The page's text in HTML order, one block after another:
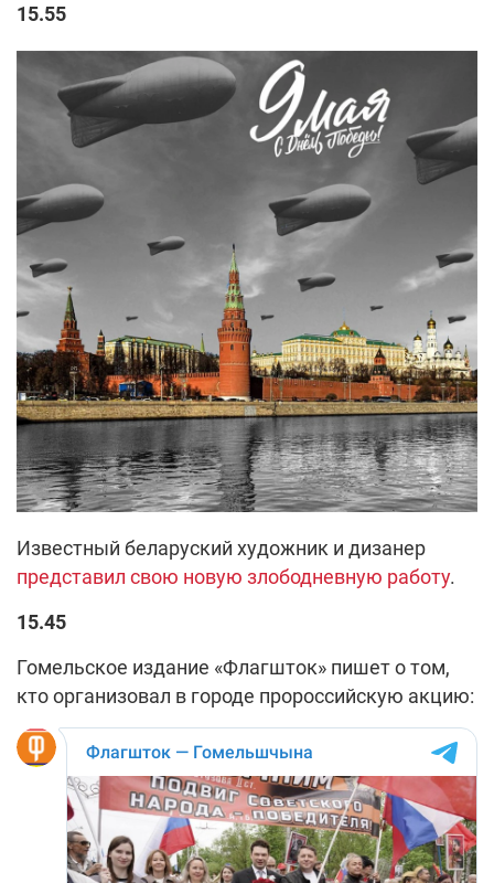
15.55
Известный беларуский художник и дизанер
представил свою новую злободневную работу.
15.45
Гомельское издание «Флагшток» пишет о том,
кто организовал в городе пророссийскую акцию: